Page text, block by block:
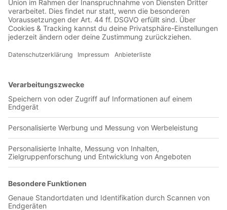
Unsere App ist in den offiziellen Stores verfügbar!
Jetzt herunterladen